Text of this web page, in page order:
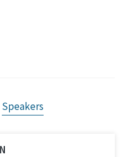
Speakers